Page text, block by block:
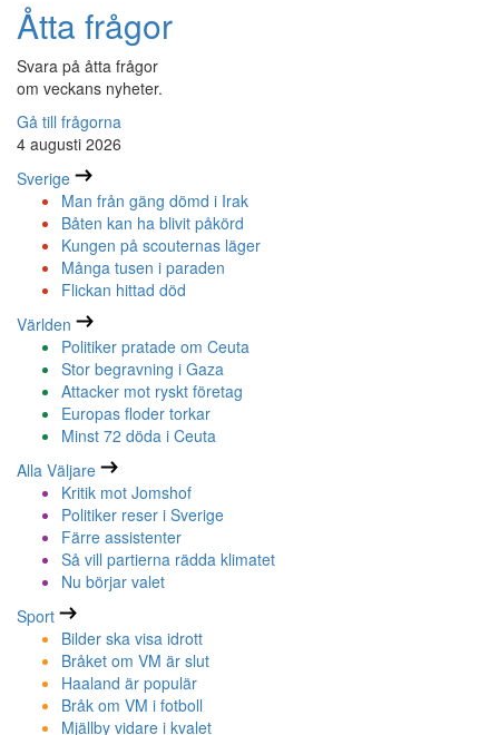
Åtta frågor
Svara på åtta frågor
om veckans nyheter.
Gå till frågorna
4 augusti 2026
Sverige
Man från gäng dömd i Irak
Båten kan ha blivit påkörd
Kungen på scouternas läger
Många tusen i paraden
Flickan hittad död
Världen
Politiker pratade om Ceuta
Stor begravning i Gaza
Attacker mot ryskt företag
Europas floder torkar
Minst 72 döda i Ceuta
Alla Väljare
Kritik mot Jomshof
Politiker reser i Sverige
Färre assistenter
Så vill partierna rädda klimatet
Nu börjar valet
Sport
Bilder ska visa idrott
Bråket om VM är slut
Haaland är populär
Bråk om VM i fotboll
Mjällby vidare i kvalet